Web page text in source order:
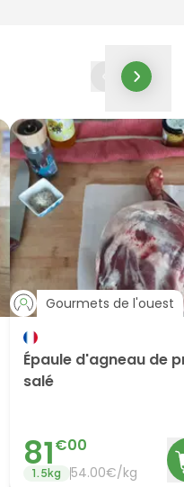
Gourmets de l'ouest
Épaule d'agneau de
salé
81€00
1.5kg 54.00€/kg